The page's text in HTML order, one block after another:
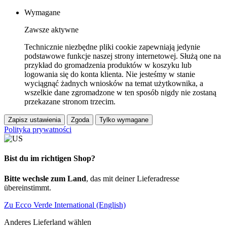
Wymagane
Zawsze aktywne
Technicznie niezbędne pliki cookie zapewniają jedynie
podstawowe funkcje naszej strony internetowej. Służą one na
przykład do gromadzenia produktów w koszyku lub
logowania się do konta klienta. Nie jesteśmy w stanie
wyciągnąć żadnych wniosków na temat użytkownika, a
wszelkie dane zgromadzone w ten sposób nigdy nie zostaną
przekazane stronom trzecim.
Zapisz ustawienia Zgoda Tylko wymagane
Polityka prywatności
Bist du im richtigen Shop?
Bitte wechsle zum Land, das mit deiner Lieferadresse
übereinstimmt.
Zu Ecco Verde International (English)
Anderes Lieferland wählen